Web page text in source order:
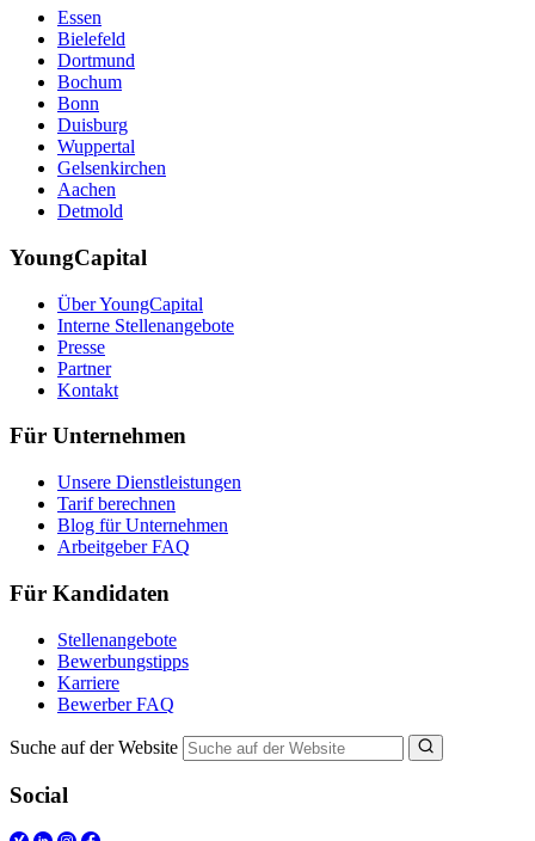
Essen
Bielefeld
Dortmund
Bochum
Bonn
Duisburg
Wuppertal
Gelsenkirchen
Aachen
Detmold
YoungCapital
Über YoungCapital
Interne Stellenangebote
Presse
Partner
Kontakt
Für Unternehmen
Unsere Dienstleistungen
Tarif berechnen
Blog für Unternehmen
Arbeitgeber FAQ
Für Kandidaten
Stellenangebote
Bewerbungstipps
Karriere
Bewerber FAQ
Suche auf der Website
Social